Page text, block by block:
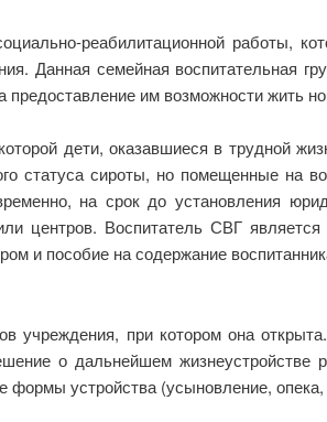
реабилитационной работы,
Данная семейная воспитательная
предоставление им возможности жить
дети, оказавшиеся в трудной
статуса сироты, но помещенные на
на срок до установления
центров. Воспитатель СВГ
и пособие на содержание
учреждения, при котором она
о дальнейшем
устройства (усыновление,